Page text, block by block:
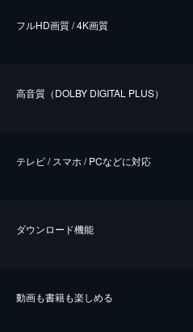
フルHD画質 / 4K画質
⾼⾳質（DOLBY DIGITAL PLUS）
テレビ / スマホ / PCなどに対応
ダウンロード機能
動画も書籍も楽しめる